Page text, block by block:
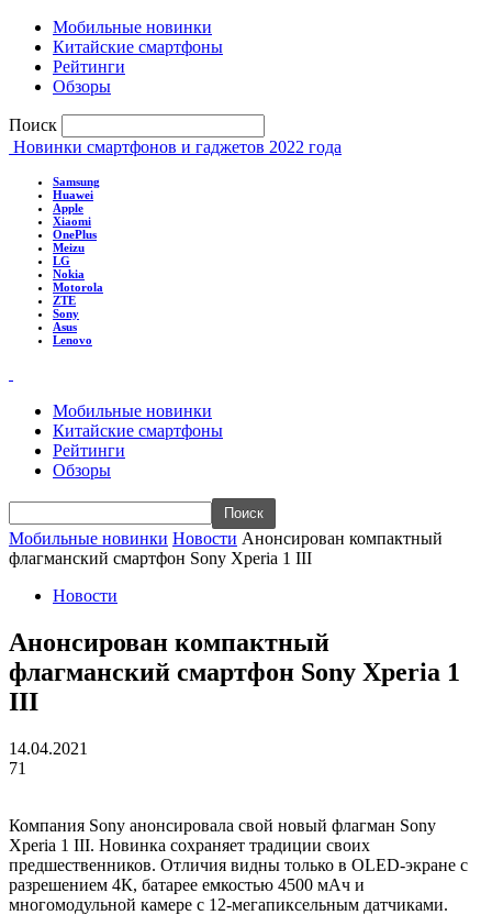
Мобильные новинки
Китайские смартфоны
Рейтинги
Обзоры
Поиск
Новинки смартфонов и гаджетов 2022 года
Samsung
Huawei
Apple
Xiaomi
OnePlus
Meizu
LG
Nokia
Motorola
ZTE
Sony
Asus
Lenovo
Мобильные новинки
Китайские смартфоны
Рейтинги
Обзоры
Мобильные новинки Новости Анонсирован компактный
флагманский смартфон Sony Xperia 1 III
Новости
Анонсирован компактный
флагманский смартфон Sony Xperia 1
III
14.04.2021
71
Компания Sony анонсировала свой новый флагман Sony
Xperia 1 III. Новинка сохраняет традиции своих
предшественников. Отличия видны только в OLED-экране с
разрешением 4К, батарее емкостью 4500 мАч и
многомодульной камере с 12-мегапиксельным датчиками.